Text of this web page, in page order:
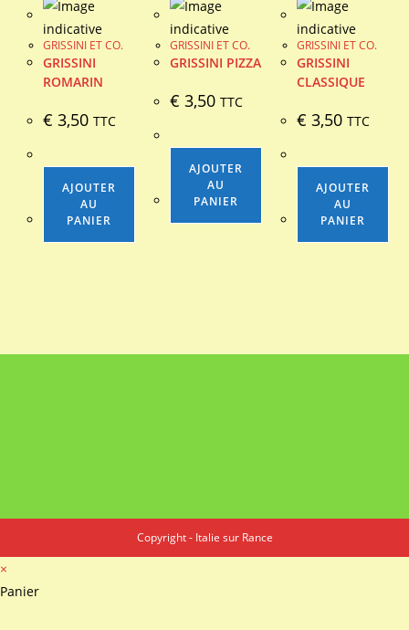
GRISSINI ET CO.
GRISSINI
ROMARIN
€ 3,50 TTC
AJOUTER
AU
PANIER
GRISSINI ET CO.
GRISSINI PIZZA
€ 3,50 TTC
AJOUTER
AU
PANIER
GRISSINI ET CO.
GRISSINI
CLASSIQUE
€ 3,50 TTC
AJOUTER
AU
PANIER
Copyright - Italie sur Rance
×
Panier